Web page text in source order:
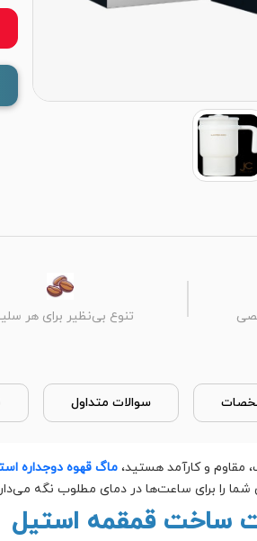
تنوع بی‌نظیر برای هر
سوالات متداول
و کارآمد هستید، ماگ قهوه دوجداره
را برای ساعت‌ها در دمای مطلوب نگه
ساخت قمقمه استیل